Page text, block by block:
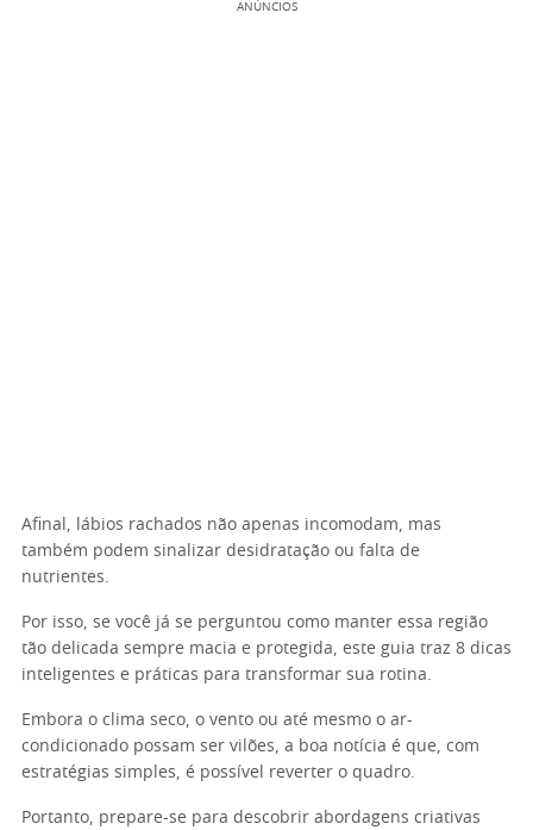
ANÚNCIOS
Afinal, lábios rachados não apenas incomodam, mas
também podem sinalizar desidratação ou falta de
nutrientes.
Por isso, se você já se perguntou como manter essa região
tão delicada sempre macia e protegida, este guia traz 8 dicas
inteligentes e práticas para transformar sua rotina.
Embora o clima seco, o vento ou até mesmo o ar-
condicionado possam ser vilões, a boa notícia é que, com
estratégias simples, é possível reverter o quadro.
Portanto, prepare-se para descobrir abordagens criativas